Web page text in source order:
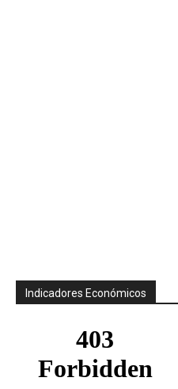
Indicadores Económicos